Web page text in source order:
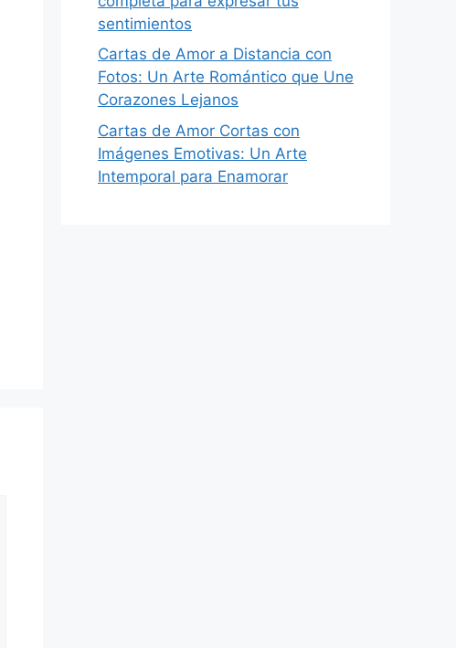
sentimientos
Cartas de Amor a Distancia con
Fotos: Un Arte Romántico que Une
Corazones Lejanos
Cartas de Amor Cortas con
Imágenes Emotivas: Un Arte
Intemporal para Enamorar